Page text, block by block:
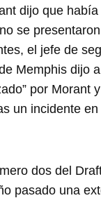
dijo que
se
el jefe de
Memphis dijo
por Morant
un incidente en
dos del
pasado una